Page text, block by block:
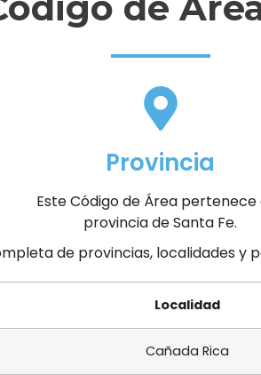
Provincia
Este Código de Área pertenece
provincia de Santa Fe.
de provincias, localidades y
Localidad
Cañada Rica